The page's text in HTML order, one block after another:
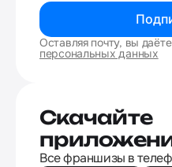
Оставляя почту, вы
персональных данных
Скачайте
Все франшизы в